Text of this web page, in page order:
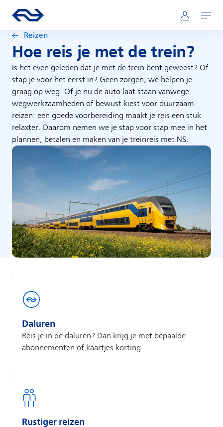
Hoofdnavigatie
Ga naar de homepage van ns.nl Mijn NS
Openen
Reizen
Hoe reis je met de trein?
Is het even geleden dat je met de trein bent geweest? Of
stap je voor het eerst in? Geen zorgen, we helpen je
graag op weg. Of je nu de auto laat staan vanwege
wegwerkzaamheden of bewust kiest voor duurzaam
reizen: een goede voorbereiding maakt je reis een stuk
relaxter. Daarom nemen we je stap voor stap mee in het
plannen, betalen en maken van je treinreis met NS.
Daluren
Reis je in de daluren? Dan krijg je met bepaalde
abonnementen of kaartjes korting.
Rustiger reizen